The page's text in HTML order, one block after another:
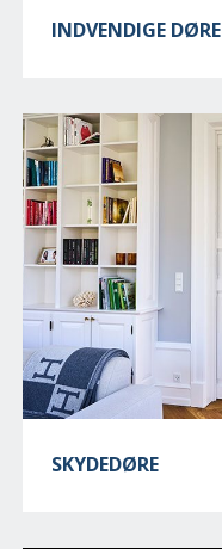
INDVENDIGE DØRE
SKYDEDØRE